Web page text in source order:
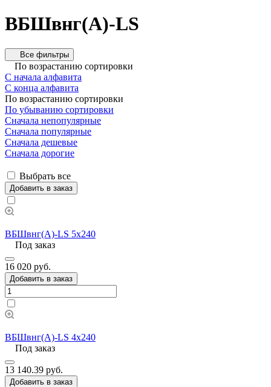
ВБШвнг(А)-LS
Все фильтры
По возрастанию сортировки
С начала алфавита
С конца алфавита
По возрастанию сортировки
По убыванию сортировки
Сначала непопулярные
Сначала популярные
Сначала дешевые
Сначала дорогие
Выбрать все
Добавить в заказ
ВБШвнг(А)-LS 5х240
Под заказ
16 020 руб.
Добавить в заказ
ВБШвнг(А)-LS 4х240
Под заказ
13 140.39 руб.
Добавить в заказ